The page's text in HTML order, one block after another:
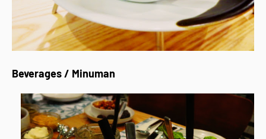
Beverages / Minuman